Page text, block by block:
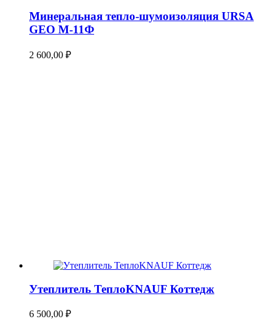
Минеральная тепло-шумоизоляция URSA
GEO М-11Ф
2 600,00 ₽
Утеплитель ТеплоKNAUF Коттедж
6 500,00 ₽